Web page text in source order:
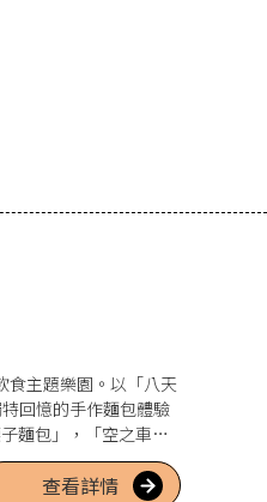
食主題樂園。以「八天
回憶的手作麵包體驗
麵包」，「空之車站
而在「天空咖啡店&工
感到開心，很推薦在
查看詳情